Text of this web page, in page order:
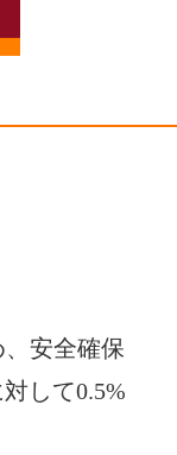
安全確保
して0.5%